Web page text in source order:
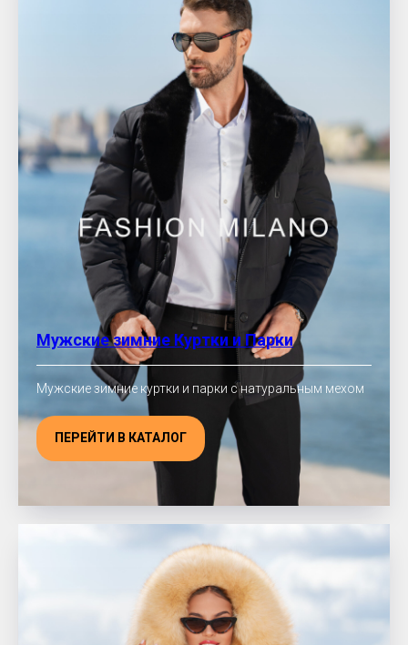
Мужские зимние Куртки и Парки
Мужские зимние куртки и парки с натуральным мехом
ПЕРЕЙТИ В КАТАЛОГ